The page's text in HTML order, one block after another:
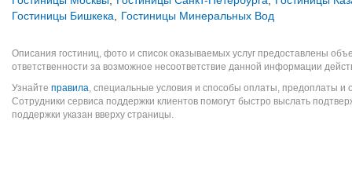
Гостиницы Бишкека
Гостиницы Минеральных Вод
Описания гостиниц, фото и список оказываемых услуг предоставлены
ответственности за возможное несоответствие данной информации
Узнайте правила, специальные условия и способы оплаты, предоплаты и
Сотрудники сервиса поддержки клиентов помогут быстро выслать
поддержки указан вверху страницы.